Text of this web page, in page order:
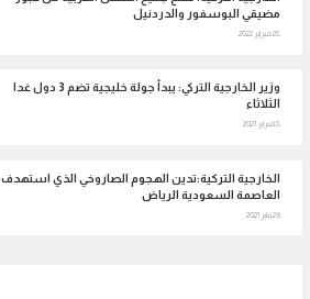
مضيقي البوسفور والدردنيل
28 فبراير 2022
وزير الخارجية التركي: يبدأ جولة خليجية تضم 3 دول غدا
الثلاثاء
8 فبراير 2021
الخارجية التركية:تدين الهجوم الصاروخي الذي استهدف
العاصمة السعودية الرياض
26 يناير 2021